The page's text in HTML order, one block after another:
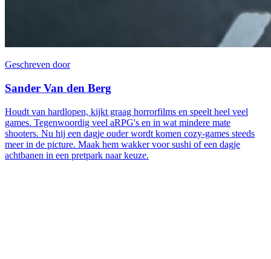
Geschreven door
Sander Van den Berg
Houdt van hardlopen, kijkt graag horrorfilms en speelt heel veel
games. Tegenwoordig veel aRPG's en in wat mindere mate
shooters. Nu hij een dagje ouder wordt komen cozy-games steeds
meer in de picture. Maak hem wakker voor sushi of een dagje
achtbanen in een pretpark naar keuze.